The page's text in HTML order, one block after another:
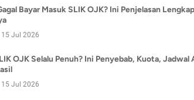
Bayar Masuk SLIK OJK? Ini Penjelasan
15 Jul 2026
OJK Selalu Penuh? Ini Penyebab, Kuota, Jadwal
15 Jul 2026